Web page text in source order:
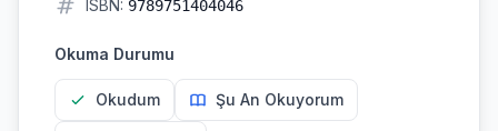
ISBN: 9789751404046
Okuma Durumu
Okudum Şu An Okuyorum